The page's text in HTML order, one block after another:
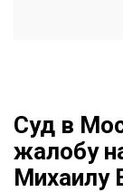
Cуд в
жалобу
Михаилу